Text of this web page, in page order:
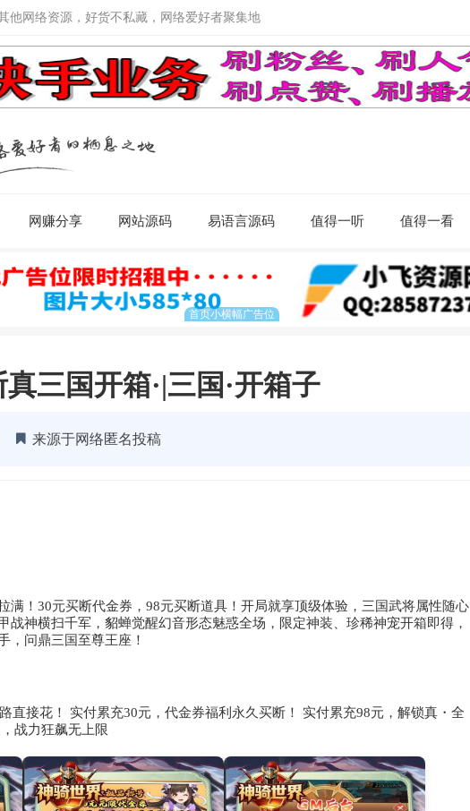
他网络资源，好货不私藏，网络爱好者聚集地
网赚分享 网站源码 易语言源码 值得一听 值得一看
三国开箱·|三国·开箱子
来源于网络匿名投稿
满！30元买断代金券，98元买断道具！开局就享顶级体验，三国武将属性随心
战神横扫千军，貂蝉觉醒幻音形态魅惑全场，限定神装、珍稀神宠开箱即得，
，问鼎三国至尊王座！
直接花！ 实付累充30元，代金券福利永久买断！ 实付累充98元，解锁真・全
战力狂飙无上限